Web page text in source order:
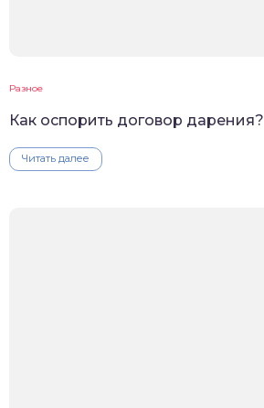
Разное
Как оспорить договор дарения?
Читать далее